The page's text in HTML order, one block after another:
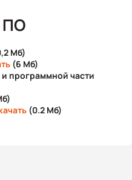
ПО
Мб)
(6 Мб)
программной части
(0.2 Мб)